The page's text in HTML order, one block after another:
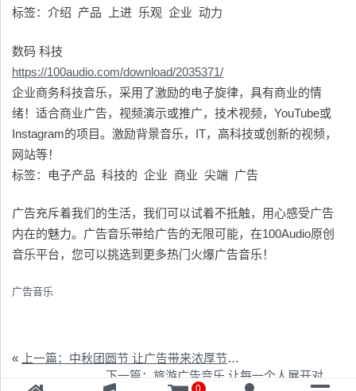
标签：介绍 产品 上进 乐观 企业 动力
数码 科技
https://100audio.com/download/2035371/
企业商务科技音乐，采用了激励的电子旋律，具有商业的情
绪！适合商业广告，视频演示或推广，技术视频，YouTube或
Instagram的项目。激励背景音乐，IT，高科技或创新的视频，
网站等！
标签：电子产品 科技的 企业 商业 尖端 广告
广告充斥着我们的生活，我们可以试着不抵触，用心感受广告
内在的魅力。广告音乐带给广告的无限可能，在100Audio原创
音乐平台，您可以挑选到更多热门火爆广告音乐！
广告音乐
«
上一篇：中秋团圆节 让广告带来浓厚节日气氛
0